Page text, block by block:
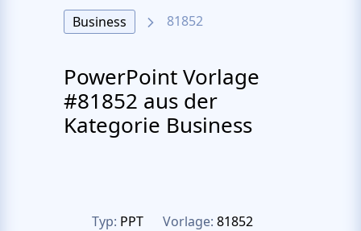
Business
81852
PowerPoint Vorlage
#81852 aus der
Kategorie Business
Typ: PPT Vorlage: 81852